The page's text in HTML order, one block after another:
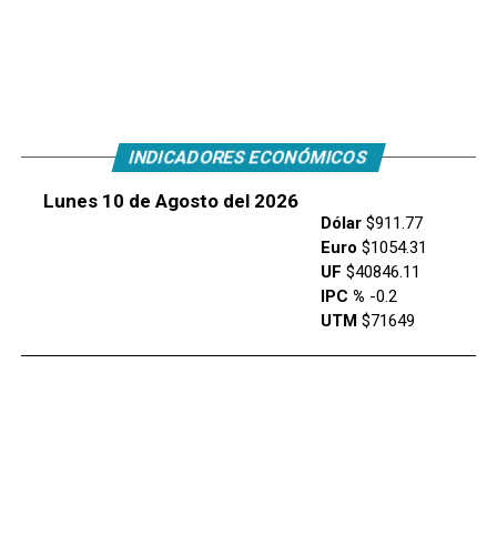
INDICADORES ECONÓMICOS
Lunes 10 de Agosto del 2026
Dólar$911.77
Euro $1054.31
UF $40846.11
IPC % -0.2
UTM$71649